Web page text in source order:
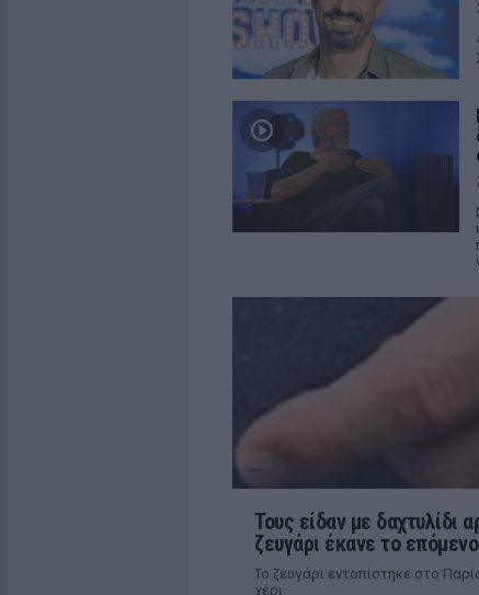
Τους είδαν με
ζευγάρι έκανε το
Το ζευγάρι εντοπίστηκε στο
χέρι